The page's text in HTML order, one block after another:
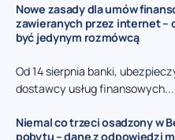
Nowe zasady dla umów
zawieranych przez internet –
być jedynym rozmówcą
Od 14 sierpnia banki,
dostawcy usług finansowych...
Niemal co trzeci osadzony w
pobytu – dane z odpowiedzi